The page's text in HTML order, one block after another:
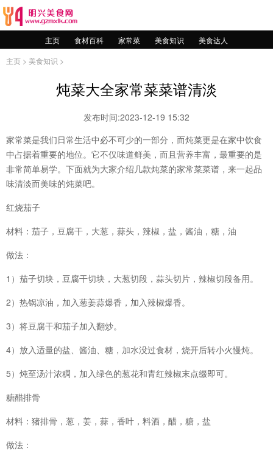
主页 食材百科 家常菜 美食知识
美食达人
主页 > 美食知识 >
炖菜大全家常菜菜谱清淡
发布时间:2023-12-19 15:32
家常菜是我们日常生活中必不可少的一部分，而炖菜更是在家中饮食
中占据着重要的地位。它不仅味道鲜美，而且营养丰富，最重要的是
非常简单易学。下面就为大家介绍几款炖菜的家常菜菜谱，来一起品
味清淡而美味的炖菜吧。
红烧茄子
材料：茄子，豆腐干，大葱，蒜头，辣椒，盐，酱油，糖，油
做法：
1）茄子切块，豆腐干切块，大葱切段，蒜头切片，辣椒切段备用。
2）热锅凉油，加入葱姜蒜爆香，加入辣椒爆香。
3）将豆腐干和茄子加入翻炒。
4）放入适量的盐、酱油、糖，加水没过食材，烧开后转小火慢炖。
5）炖至汤汁浓稠，加入绿色的葱花和青红辣椒末点缀即可。
糖醋排骨
材料：猪排骨，葱，姜，蒜，香叶，料酒，醋，糖，盐
做法：